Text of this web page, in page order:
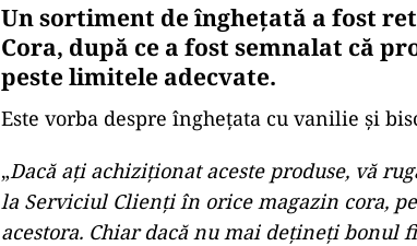
Un sortiment de înghețată a fost
Cora, după ce a fost semnalat că
peste limitele adecvate.
Este vorba despre înghețata cu vanilie și
„Dacă ați achiziționat aceste produse, vă
la Serviciul Clienți în orice magazin cora,
acestora. Chiar dacă nu mai dețineți bonul